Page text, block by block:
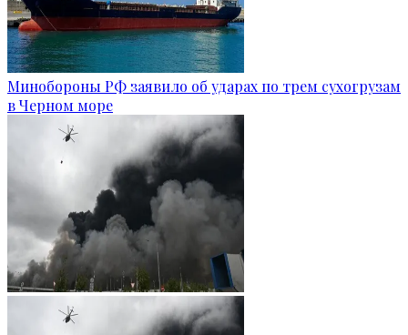
Минобороны РФ заявило об ударах по трем сухогрузам
в Черном море